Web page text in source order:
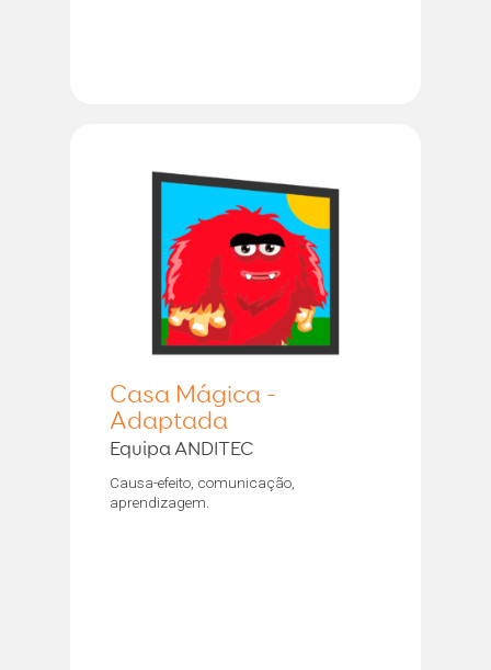
Casa Mágica -
Adaptada
Equipa ANDITEC
Causa-efeito, comunicação,
aprendizagem.